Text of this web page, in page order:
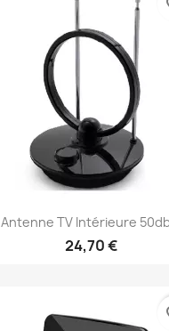
Antenne TV Intérieure
24,70 €